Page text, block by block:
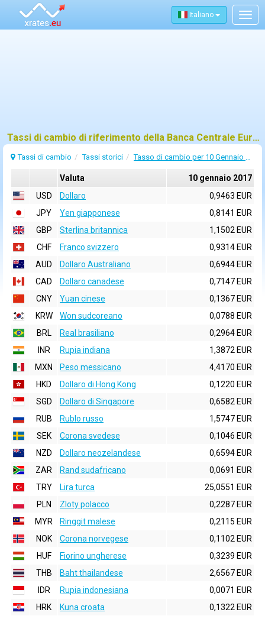
Italiano
Tassi di cambio di riferimento della Banca Centrale Europea (BCE) per 10 gennaio 2017
Tassi di cambio Tassi storici Tasso di cambio per 10 Gennaio 2017
Valuta
10 gennaio 2017
USD
Dollaro
0,9463 EUR
JPY
Yen giapponese
0,8141 EUR
GBP
Sterlina britannica
1,1502 EUR
CHF
Franco svizzero
0,9314 EUR
AUD
Dollaro Australiano
0,6944 EUR
CAD
Dollaro canadese
0,7147 EUR
CNY
Yuan cinese
0,1367 EUR
KRW
Won sudcoreano
0,0788 EUR
BRL
Real brasiliano
0,2964 EUR
INR
Rupia indiana
1,3872 EUR
MXN
Peso messicano
4,4170 EUR
HKD
Dollaro di Hong Kong
0,1220 EUR
SGD
Dollaro di Singapore
0,6582 EUR
RUB
Rublo russo
1,5747 EUR
SEK
Corona svedese
0,1046 EUR
NZD
Dollaro neozelandese
0,6594 EUR
ZAR
Rand sudafricano
0,0691 EUR
TRY
Lira turca
25,0551 EUR
PLN
Zloty polacco
0,2287 EUR
MYR
Ringgit malese
0,2115 EUR
NOK
Corona norvegese
0,1102 EUR
HUF
Fiorino ungherese
0,3239 EUR
THB
Baht thailandese
2,6567 EUR
IDR
Rupia indonesiana
0,0071 EUR
HRK
Kuna croata
0,1322 EUR